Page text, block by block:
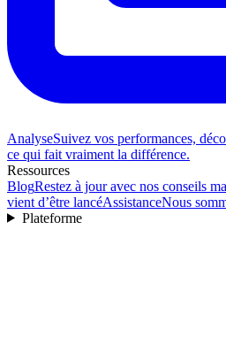
AnalyseSuivez vos performances,
ce qui fait vraiment la différence.
Ressources
BlogRestez à jour avec nos conseils
vient d’être lancéAssistanceNous
Plateforme